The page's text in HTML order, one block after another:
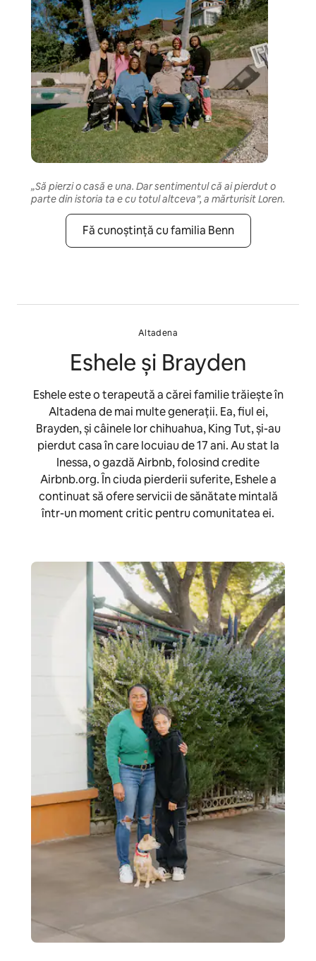
„Să pierzi o casă e una. Dar sentimentul că ai pierdut o
parte din istoria ta e cu totul altceva”, a mărturisit Loren.
Fă cunoștință cu familia Benn
Altadena
Eshele și Brayden
Eshele este o terapeută a cărei familie trăiește în
Altadena de mai multe generații. Ea, fiul ei,
Brayden, și câinele lor chihuahua, King Tut, și-au
pierdut casa în care locuiau de 17 ani. Au stat la
Inessa, o gazdă Airbnb, folosind credite
Airbnb.org. În ciuda pierderii suferite, Eshele a
continuat să ofere servicii de sănătate mintală
într-un moment critic pentru comunitatea ei.